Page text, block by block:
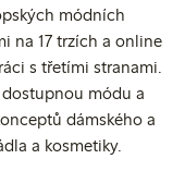
módních
na 17 trzích a online
s třetími stranami.
módu a
dámského a
a kosmetiky.